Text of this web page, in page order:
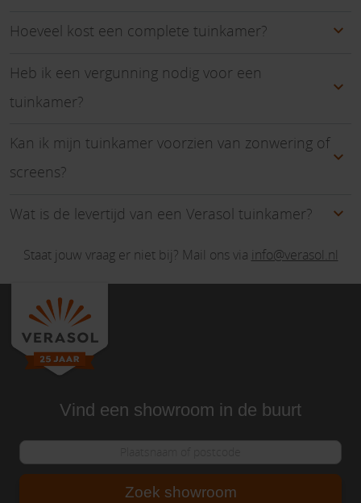
Hoeveel kost een complete tuinkamer?
Heb ik een vergunning nodig voor een
tuinkamer?
Kan ik mijn tuinkamer voorzien van zonwering of
screens?
Wat is de levertijd van een Verasol tuinkamer?
Staat jouw vraag er niet bij? Mail ons via info@verasol.nl
Vind een showroom in de buurt
Zoek showroom